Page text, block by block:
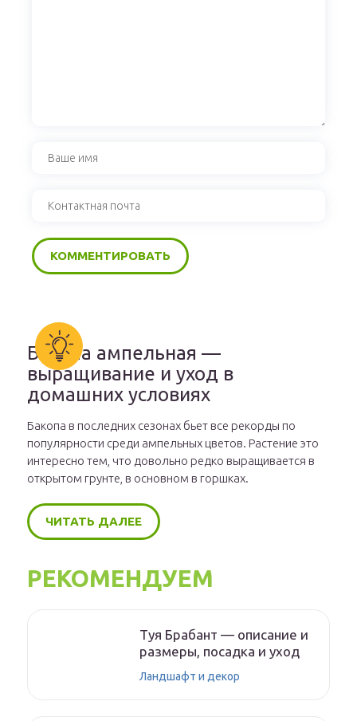
Бакопа ампельная —
выращивание и уход в
домашних условиях
Бакопа в последних сезонах бьет все рекорды по
популярности среди ампельных цветов. Растение это
интересно тем, что довольно редко выращивается в
открытом грунте, в основном в горшках.
ЧИТАТЬ ДАЛЕЕ
РЕКОМЕНДУЕМ
Туя Брабант — описание и
размеры, посадка и уход
Ландшафт и декор